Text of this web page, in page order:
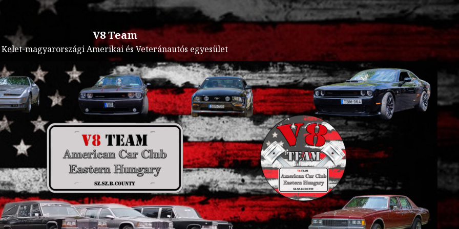
V8 Team
Kelet-magyarországi Amerikai és Veteránautós egyesület